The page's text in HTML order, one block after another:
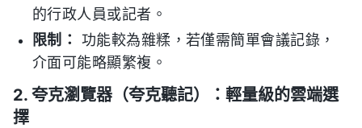
的行政人員或記者。
限制：
功能較為雜糅，若僅需簡單會議記錄，
介面可能略顯繁複。
2. 夸克瀏覽器（夸克聽記）：輕量級的雲端選
擇